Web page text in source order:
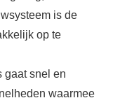
is de
op te
gaat snel en
waarmee